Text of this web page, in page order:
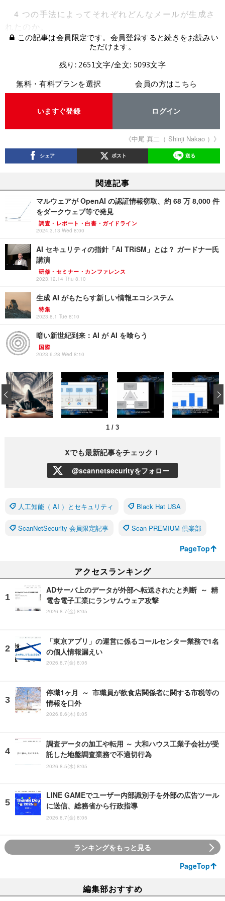
4 つの手法によってそれぞれどんなメールが生成さ
れたのか。
この記事は会員限定です。会員登録すると続きをお読みい
ただけます。
残り: 2651文字/全文: 5093文字
無料・有料プランを選択
いますぐ登録
会員の方はこちら
ログイン
《中尾 真二（ Shinji Nakao ）》
シェア ポスト 送る
関連記事
マルウェアが OpenAI の認証情報窃取、約 68 万 8,000 件
をダークウェブ等で発見
調査・レポート・白書・ガイドライン
2024.3.13 Wed 8:00
AI セキュリティの指針「AI TRiSM」とは？ ガードナー氏
講演
研修・セミナー・カンファレンス
2023.12.14 Thu 8:10
生成 AI がもたらす新しい情報エコシステム
特集
2023.8.1 Tue 8:10
暗い新世紀到来：AI が AI を喰らう
国際
2023.6.28 Wed 8:10
1 / 3
‹
Xでも最新記事をチェック！
@scannetsecurityをフォロー
人工知能（ AI ）とセキュリティ Black Hat USA
ScanNetSecurity 会員限定記事 Scan PREMIUM 倶楽部
PageTop
アクセスランキング
ADサーバ上のデータが外部へ転送されたと判断 ～ 精
電舎電子工業にランサムウェア攻撃
2026.8.7(金) 8:05
「東京アプリ」の運営に係るコールセンター業務で1名
の個人情報漏えい
2026.8.7(金) 8:05
停職1ヶ月 ～ 市職員が飲食店関係者に関する市税等の
情報を口外
2026.8.6(木) 8:05
調査データの加工や転用 ～ 大和ハウス工業子会社が受
託した地盤調査業務で不適切行為
2026.8.5(水) 8:05
LINE GAMEでユーザー内部識別子を外部の広告ツール
に送信、総務省から行政指導
2026.8.7(金) 8:05
ランキングをもっと見る
PageTop
編集部おすすめ